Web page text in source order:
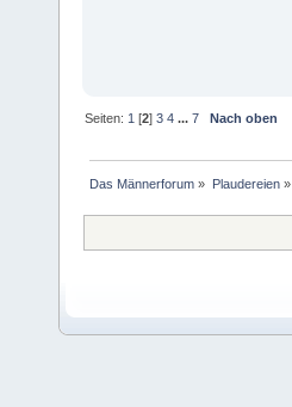
Seiten: 1 [2]3 4 ...7 Nach oben
Das Männerforum » Plaudereien»